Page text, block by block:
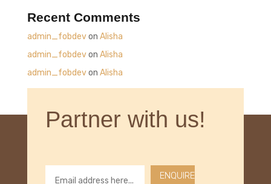
Recent Comments
admin_fobdevon Alisha
admin_fobdevon Alisha
admin_fobdevon Alisha
Partner with us!
ENQUIRE